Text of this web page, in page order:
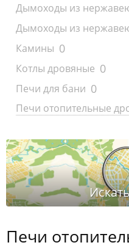
Дымоходы из
Дымоходы из
Камины 0
Котлы дровяные 0
Печи для бани 0
Печи отопительные
Печи